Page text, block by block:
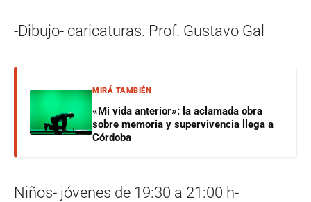
-Dibujo- caricaturas. Prof. Gustavo Gal
MIRÁ TAMBIÉN
«Mi vida anterior»: la aclamada obra
sobre memoria y supervivencia llega a
Córdoba
Niños- jóvenes de 19:30 a 21:00 h-